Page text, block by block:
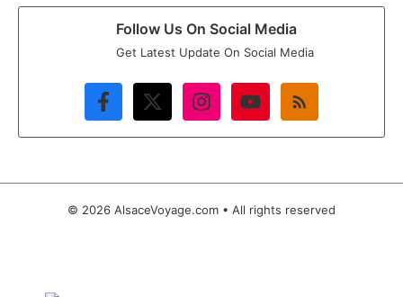
Follow Us On Social Media
Get Latest Update On Social Media
© 2026 AlsaceVoyage.com • All rights reserved